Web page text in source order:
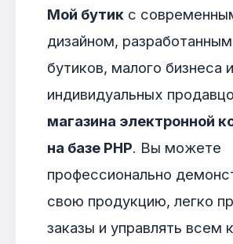
Мой бутик с
дизайном,
бутиков, малого бизнеса и
индивидуальных
магазина электронной
на базе PHP. Вы можете
профессионально
свою продукцию, легко
заказы и управлять всем